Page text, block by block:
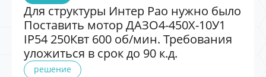
Для структуры Интер Рао нужно было
Поставить мотор ДАЗО4-450X-10У1
IP54 250Квт 600 об/мин. Требования
уложиться в срок до 90 к.д.
решение